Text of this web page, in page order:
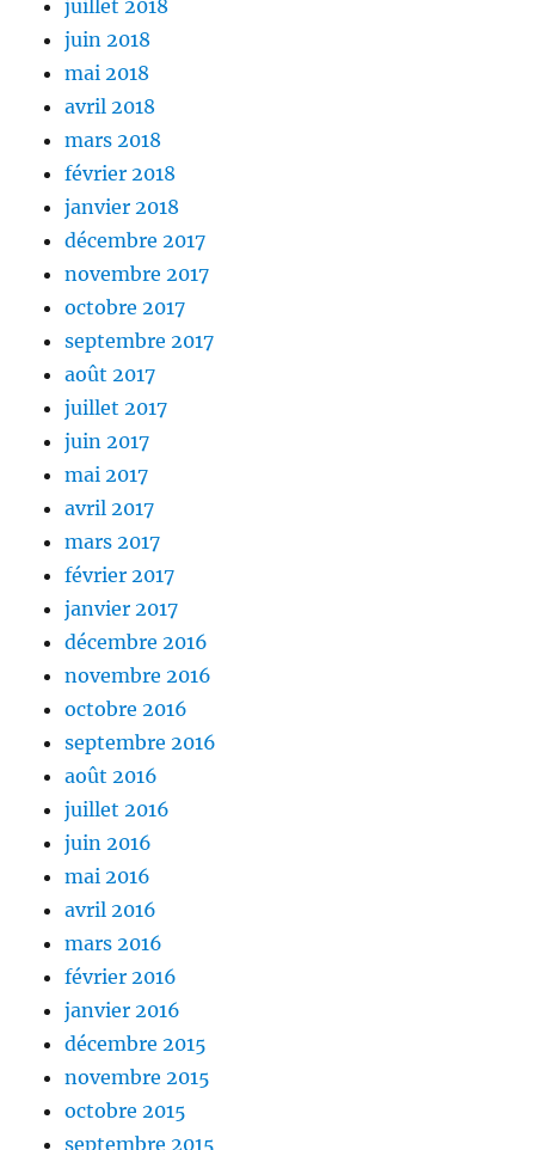
juillet 2018
juin 2018
mai 2018
avril 2018
mars 2018
février 2018
janvier 2018
décembre 2017
novembre 2017
octobre 2017
septembre 2017
août 2017
juillet 2017
juin 2017
mai 2017
avril 2017
mars 2017
février 2017
janvier 2017
décembre 2016
novembre 2016
octobre 2016
septembre 2016
août 2016
juillet 2016
juin 2016
mai 2016
avril 2016
mars 2016
février 2016
janvier 2016
décembre 2015
novembre 2015
octobre 2015
septembre 2015